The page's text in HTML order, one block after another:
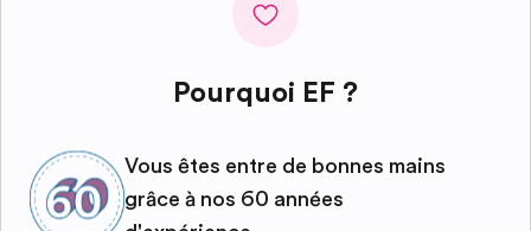
Pourquoi EF ?
Vous êtes entre de bonnes mains
grâce à nos 60 années